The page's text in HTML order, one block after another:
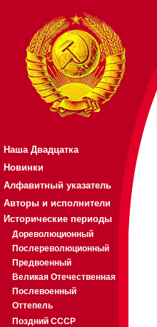
Наша Двадцатка
Новинки
Алфавитный указатель
Авторы и исполнители
Исторические периоды
Дореволюционный
Послереволюционный
Предвоенный
Великая Отечественная
Послевоенный
Оттепель
Поздний СССР